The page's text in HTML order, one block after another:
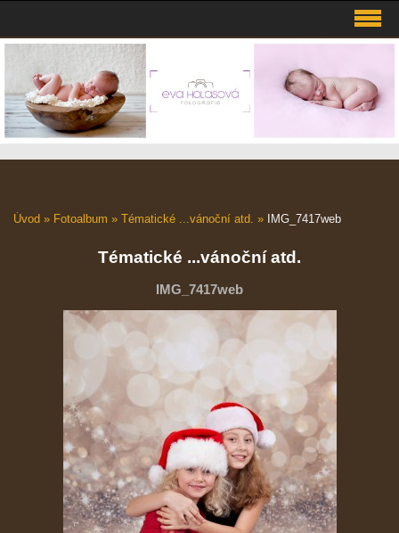
Úvod » Fotoalbum » Tématické ...vánoční atd. » IMG_7417web
Tématické ...vánoční atd.
IMG_7417web